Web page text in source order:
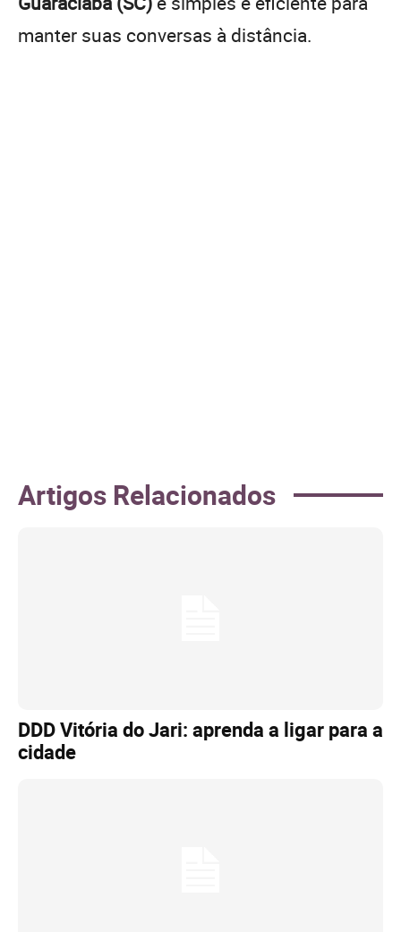
manter suas conversas à distância.
Artigos Relacionados
DDD Vitória do Jari: aprenda a ligar para a
cidade